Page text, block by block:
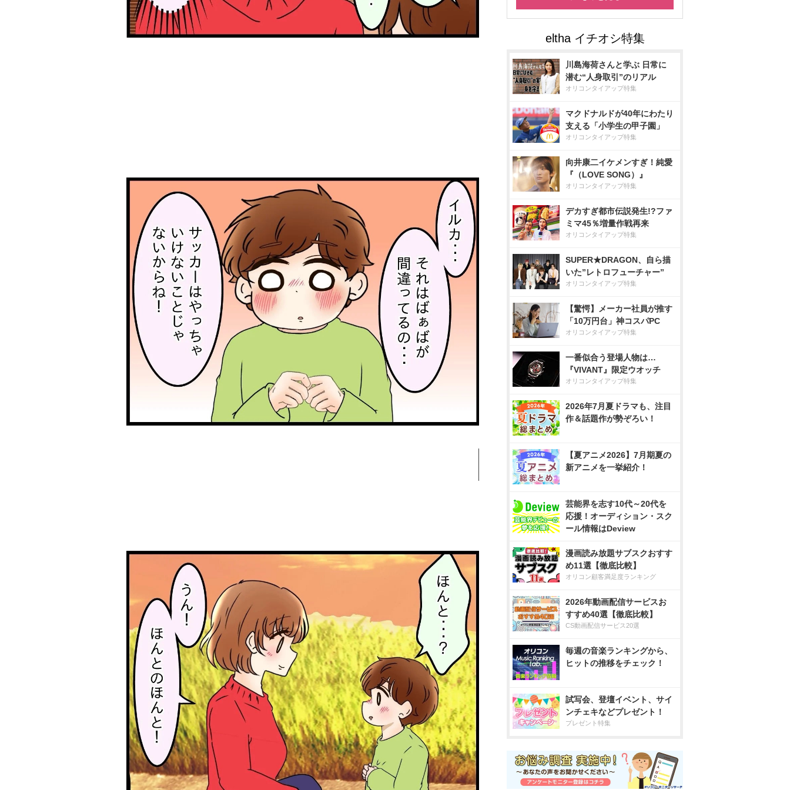
川島海荷さんと学ぶ 日常に
潜む“人身取引”のリアル
オリコンタイアップ特集
マクドナルドが40年にわたり
支える「小学生の甲子園」
オリコンタイアップ特集
向井康二イケメンすぎ！純愛
『（LOVE SONG）』
オリコンタイアップ特集
デカすぎ都市伝説発生!?ファ
ミマ45％増量作戦再来
オリコンタイアップ特集
SUPER★DRAGON、自ら描
いた”レトロフューチャー”
オリコンタイアップ特集
【驚愕】メーカー社員が推す
「10万円台」神コスパPC
オリコンタイアップ特集
一番似合う登場人物は…
『VIVANT』限定ウオッチ
オリコンタイアップ特集
2026年7月夏ドラマも、注目
作＆話題作が勢ぞろい！
【夏アニメ2026】7月期夏の
新アニメを一挙紹介！
芸能界を志す10代～20代を
応援！オーディション・スク
ール情報はDeview
漫画読み放題サブスクおすす
め11選【徹底比較】
オリコン顧客満足度ランキング
2026年動画配信サービスお
すすめ40選【徹底比較】
CS動画配信サービス20選
毎週の音楽ランキングから、
ヒットの推移をチェック！
試写会、登壇イベント、サイ
ンチェキなどプレゼント！
プレゼント特集